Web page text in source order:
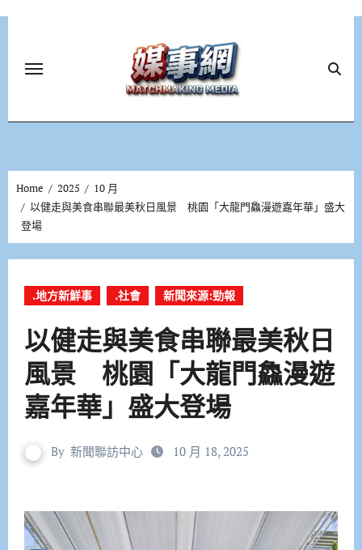
Home 2025
10 月
以健走與美食串聯最美秋日風景 桃園「大龍門鱻漫遊嘉年華」盛大
登場
.地方新鮮事 .社會 新聞來源:勁報
以健走與美食串聯最美秋日
風景 桃園「大龍門鱻漫遊
嘉年華」盛大登場
By 新聞聯訪中心 10 月 18, 2025